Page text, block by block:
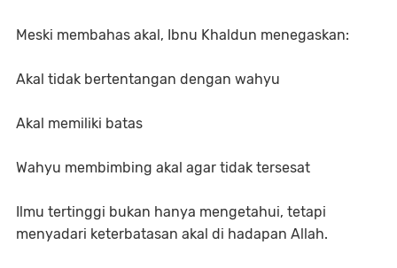
Meski membahas akal, Ibnu Khaldun menegaskan:
Akal tidak bertentangan dengan wahyu
Akal memiliki batas
Wahyu membimbing akal agar tidak tersesat
Ilmu tertinggi bukan hanya mengetahui, tetapi
menyadari keterbatasan akal di hadapan Allah.